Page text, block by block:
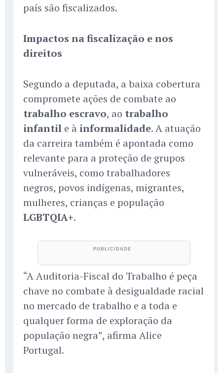
país são fiscalizados.
Impactos na fiscalização e nos
direitos
Segundo a deputada, a baixa cobertura
compromete ações de combate ao
trabalho escravo, ao trabalho
infantil e à informalidade. A atuação
da carreira também é apontada como
relevante para a proteção de grupos
vulneráveis, como trabalhadores
negros, povos indígenas, migrantes,
mulheres, crianças e população
LGBTQIA+.
“A Auditoria-Fiscal do Trabalho é peça
chave no combate à desigualdade racial
no mercado de trabalho e a toda e
qualquer forma de exploração da
população negra”, afirma Alice
Portugal.